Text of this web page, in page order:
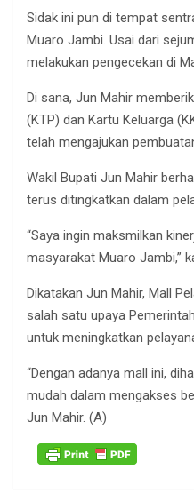
Sidak ini pun di tempat
Muaro Jambi. Usai dari
melakukan pengecekan di
Di sana, Jun Mahir
(KTP) dan Kartu Keluarga
telah mengajukan
Wakil Bupati Jun Mahir
terus ditingkatkan dalam
“Saya ingin maksmilkan
masyarakat Muaro Jambi,”
Dikatakan Jun Mahir, Mall
salah satu upaya
untuk meningkatkan
“Dengan adanya mall ini,
mudah dalam mengakses
Jun Mahir. (A)